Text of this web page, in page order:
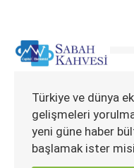
Türkiye ve dünya
gelişmeleri
yeni güne haber
başlamak ister